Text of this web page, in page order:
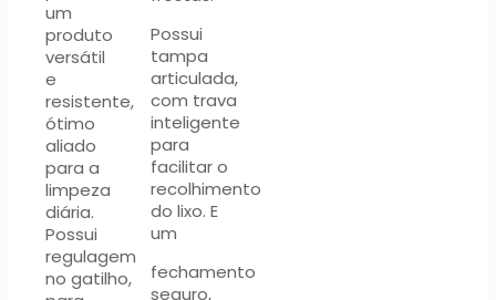
um
produto
versátil
e
resistente,
ótimo
aliado
para a
limpeza
diária.
Possui
regulagem
no gatilho,
Possui
tampa
articulada,
com trava
inteligente
para
facilitar o
recolhimento
do lixo. E
um
fechamento
seguro,